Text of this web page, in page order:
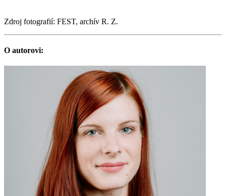
Zdroj fotografií: FEST, archív R. Z.
O autorovi: